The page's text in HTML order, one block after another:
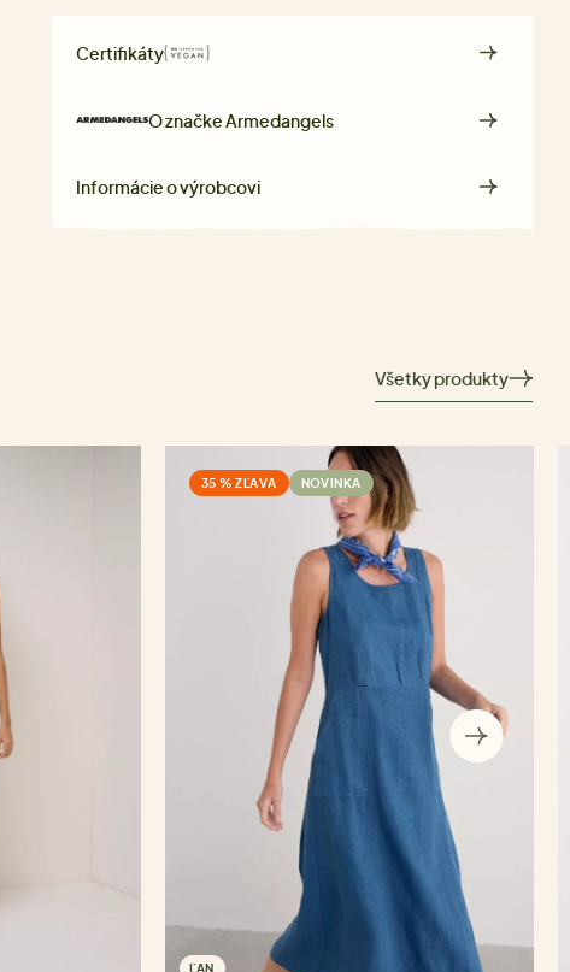
Certifikáty
O značke Armedangels
Informácie o výrobcovi
Všetky produkty
35 % ZĽAVA NOVINKA
ĽAN